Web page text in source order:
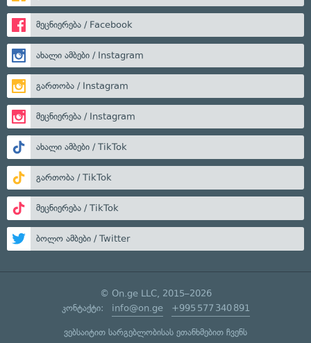
მეცნიერება / Facebook
ახალი ამბები / Instagram
გართობა / Instagram
მეცნიერება / Instagram
ახალი ამბები / TikTok
გართობა / TikTok
მეცნიერება / TikTok
ბოლო ამბები / Twitter
© On.ge LLC, 2015–2026
კონტაქტი: info@on.ge +995 577 340 891
ვებსაიტით სარგებლობისას ეთანხმებით ჩვენს